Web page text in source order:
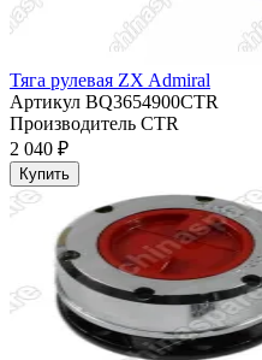
Тяга рулевая ZX Admiral
Артикул BQ3654900CTR
Производитель CTR
2 040 ₽
Купить